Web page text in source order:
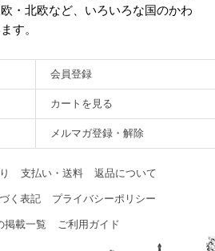
・北欧など、いろいろな国のかわ
す。
会員登録
カートを見る
メルマガ登録・解除
支払い・送料 返品について
く表記 プライバシーポリシー
掲載一覧 ご利用ガイド